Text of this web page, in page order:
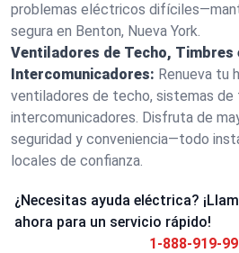
problemas eléctricos
segura en Benton, Nueva York.
Ventiladores de Techo, Timbres
Intercomunicadores: Renueva tu
ventiladores de techo, sistemas de
intercomunicadores. Disfruta de
seguridad y conveniencia—todo
locales de confianza.
¿Necesitas ayuda eléctrica?
ahora para un servicio rápido!
1-888-919-